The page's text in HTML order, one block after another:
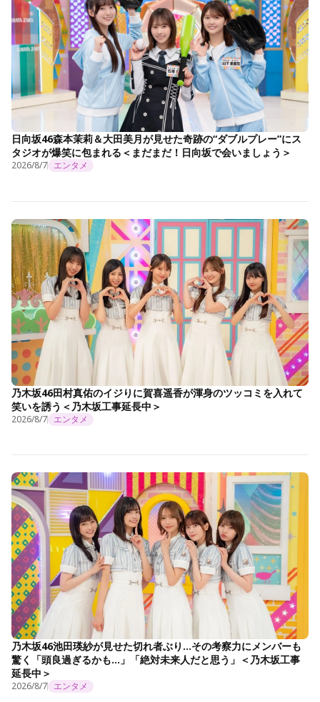
日向坂46森本茉莉＆大田美月が見せた奇跡の“ダブルプレー”にス
タジオが爆笑に包まれる＜まだまだ！日向坂で会いましょう＞
2026/8/7 エンタメ
乃木坂46田村真佑のイジりに賀喜遥香が渾身のツッコミを入れて
笑いを誘う＜乃木坂工事延長中＞
2026/8/7 エンタメ
乃木坂46池田瑛紗が見せた切れ者ぶり…その考察力にメンバーも
驚く「頭良過ぎるかも…」「絶対未来人だと思う」＜乃木坂工事
延長中＞
2026/8/7 エンタメ